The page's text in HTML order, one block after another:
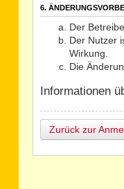
6.
Der
Der Nutzer
Wirkung.
Die
Informationen
Zurück zur